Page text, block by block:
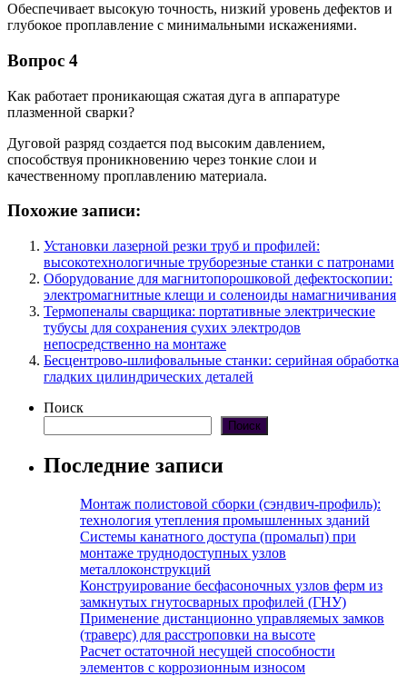
Обеспечивает высокую точность, низкий уровень дефектов и
глубокое проплавление с минимальными искажениями.
Вопрос 4
Как работает проникающая сжатая дуга в аппаратуре
плазменной сварки?
Дуговой разряд создается под высоким давлением,
способствуя проникновению через тонкие слои и
качественному проплавлению материала.
Похожие записи:
Установки лазерной резки труб и профилей:
высокотехнологичные труборезные станки с патронами
Оборудование для магнитопорошковой дефектоскопии:
электромагнитные клещи и соленоиды намагничивания
Термопеналы сварщика: портативные электрические
тубусы для сохранения сухих электродов
непосредственно на монтаже
Бесцентрово-шлифовальные станки: серийная обработка
гладких цилиндрических деталей
Поиск
Поиск
Последние записи
Монтаж полистовой сборки (сэндвич-профиль):
технология утепления промышленных зданий
Системы канатного доступа (промальп) при
монтаже труднодоступных узлов
металлоконструкций
Конструирование бесфасоночных узлов ферм из
замкнутых гнутосварных профилей (ГНУ)
Применение дистанционно управляемых замков
(траверс) для расстроповки на высоте
Расчет остаточной несущей способности
элементов с коррозионным износом